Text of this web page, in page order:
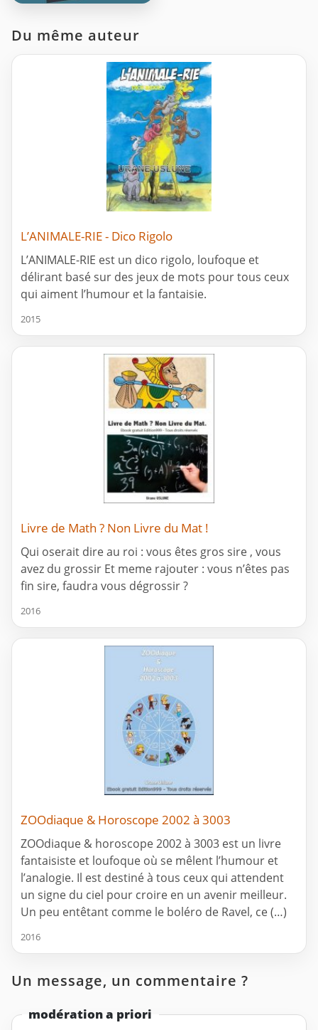
Du même auteur
L’ANIMALE-RIE - Dico Rigolo
L’ANIMALE-RIE est un dico rigolo, loufoque et
délirant basé sur des jeux de mots pour tous ceux
qui aiment l’humour et la fantaisie.
2015
Livre de Math ? Non Livre du Mat !
Qui oserait dire au roi : vous êtes gros sire , vous
avez du grossir Et meme rajouter : vous n’êtes pas
fin sire, faudra vous dégrossir ?
2016
ZOOdiaque & Horoscope 2002 à 3003
ZOOdiaque & horoscope 2002 à 3003 est un livre
fantaisiste et loufoque où se mêlent l’humour et
l’analogie. Il est destiné à tous ceux qui attendent
un signe du ciel pour croire en un avenir meilleur.
Un peu entêtant comme le boléro de Ravel, ce (…)
2016
Un message, un commentaire ?
modération a priori